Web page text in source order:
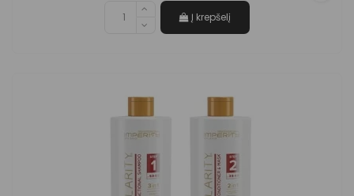
Į krepšelį